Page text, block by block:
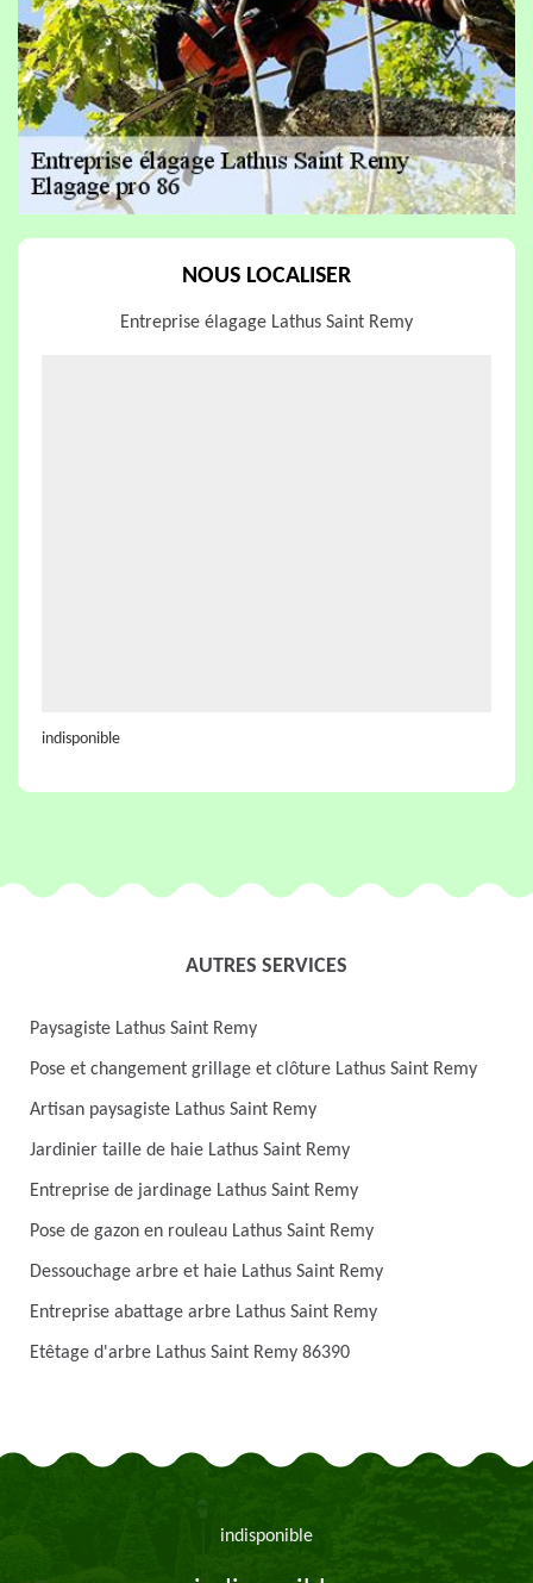
NOUS LOCALISER
Entreprise élagage Lathus Saint Remy
indisponible
AUTRES SERVICES
Paysagiste Lathus Saint Remy
Pose et changement grillage et clôture Lathus Saint Remy
Artisan paysagiste Lathus Saint Remy
Jardinier taille de haie Lathus Saint Remy
Entreprise de jardinage Lathus Saint Remy
Pose de gazon en rouleau Lathus Saint Remy
Dessouchage arbre et haie Lathus Saint Remy
Entreprise abattage arbre Lathus Saint Remy
Etêtage d'arbre Lathus Saint Remy 86390
indisponible